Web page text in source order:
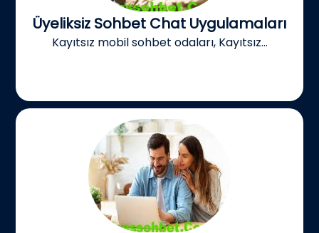
Üyeliksiz Sohbet Chat Uygulamaları
Kayıtsız mobil sohbet odaları, Kayıtsız...